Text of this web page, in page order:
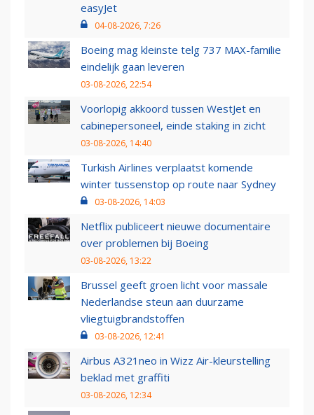
easyJet
04-08-2026, 7:26
Boeing mag kleinste telg 737 MAX-familie
eindelijk gaan leveren
03-08-2026, 22:54
Voorlopig akkoord tussen WestJet en
cabinepersoneel, einde staking in zicht
03-08-2026, 14:40
Turkish Airlines verplaatst komende
winter tussenstop op route naar Sydney
03-08-2026, 14:03
Netflix publiceert nieuwe documentaire
over problemen bij Boeing
03-08-2026, 13:22
Brussel geeft groen licht voor massale
Nederlandse steun aan duurzame
vliegtuigbrandstoffen
03-08-2026, 12:41
Airbus A321neo in Wizz Air-kleurstelling
beklad met graffiti
03-08-2026, 12:34